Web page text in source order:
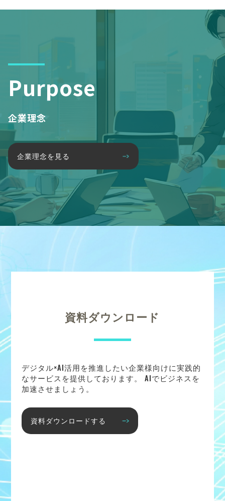
Purpose
企業理念
企業理念を見る
資料ダウンロード
デジタル×AI活用を推進したい企業様向けに実践的
なサービスを提供しております。 AIでビジネスを
加速させましょう。
資料ダウンロードする